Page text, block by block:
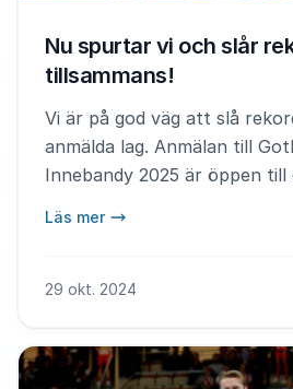
Nu spurtar vi och slår
tillsammans!
Vi är på god väg att slå
anmälda lag. Anmälan till
Innebandy 2025 är öppen till
Läs mer
29 okt. 2024